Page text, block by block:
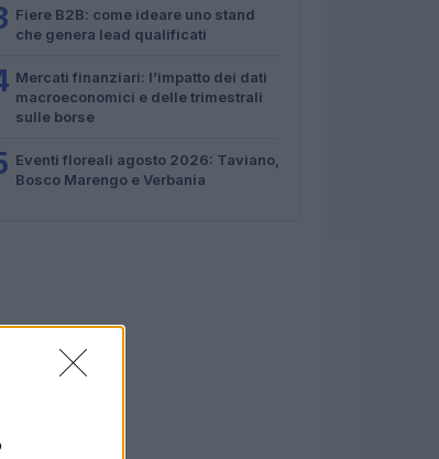
Fiere B2B: come ideare uno stand
che genera lead qualificati
Mercati finanziari: l’impatto dei dati
macroeconomici e delle trimestrali
sulle borse
Eventi floreali agosto 2026: Taviano,
Bosco Marengo e Verbania